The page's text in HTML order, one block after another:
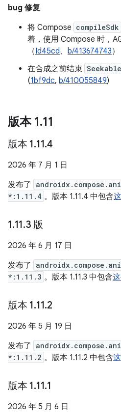
bug 修复
将 Compose compileSdk
着，使用 Compose 时，
（Id45cd、 b/413674743）
在合成之前结束
(1bf9dc, b/410055849)
版本 1.11
版本 1.11.4
2026 年 7 月 1 日
发布了
*:1.11.4 。版本 1.11.4 中包含
1.11.3 版
2026 年 6 月 17 日
发布了
*:1.11.3 。版本 1.11.3 中包含
版本 1.11.2
2026 年 5 月 19 日
发布了
*:1.11.2 。版本 1.11.2 中包含
版本 1.11.1
2026 年 5 月 6 日